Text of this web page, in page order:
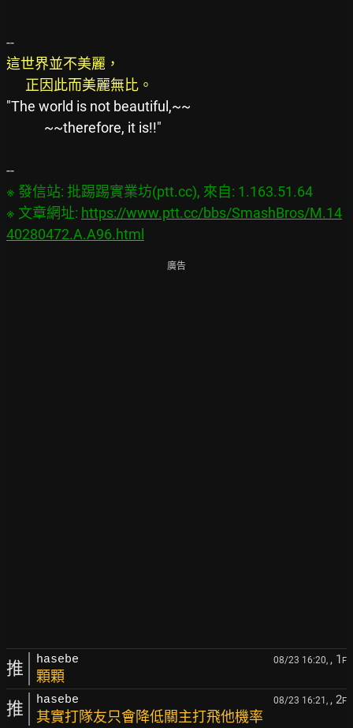
這世界並不美麗，
      正因此而美麗無比。
"The world is not beautiful,~~
            ~~therefore, it is!!"
※ 發信站: 批踢踢實業坊(ptt.cc), 來自: 1.163.51.64
※ 文章網址: https://www.ptt.cc/bbs/SmashBros/M.14
40280472.A.A96.html
廣告
推 hasebe 08/23 16:20, , 1 F
顆顆
推 hasebe 08/23 16:21, , 2F
其實打隊友只會降低關主打飛他機率